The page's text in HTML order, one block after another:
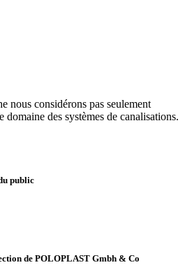
nous considérons pas seulement
domaine des systèmes de canalisations.
public
de POLOPLAST Gmbh & Co